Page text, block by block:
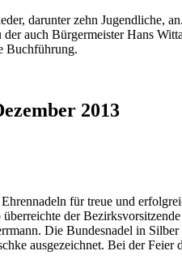
darunter zehn Jugendliche,
der auch Bürgermeister Hans
Buchführung.
2013
für treue und
der
Die Bundesnadel in
ausgezeichnet. Bei der